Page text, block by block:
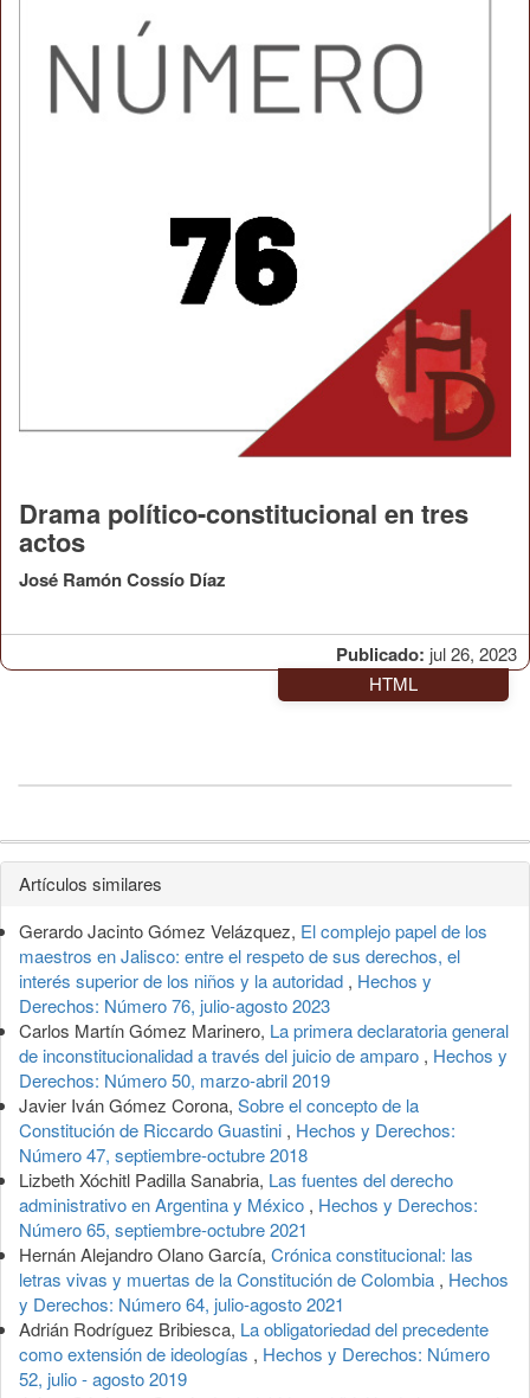
Publicado: jul 26, 2023
Drama político-constitucional en tres
actos
José Ramón Cossío Díaz
HTML
Detalles
del
artículo
Artículos similares
Gerardo Jacinto Gómez Velázquez, El complejo papel de los
maestros en Jalisco: entre el respeto de sus derechos, el
interés superior de los niños y la autoridad , Hechos y
Derechos: Número 76, julio-agosto 2023
Carlos Martín Gómez Marinero, La primera declaratoria general
de inconstitucionalidad a través del juicio de amparo , Hechos y
Derechos: Número 50, marzo-abril 2019
Javier Iván Gómez Corona, Sobre el concepto de la
Constitución de Riccardo Guastini , Hechos y Derechos:
Número 47, septiembre-octubre 2018
Lizbeth Xóchitl Padilla Sanabria, Las fuentes del derecho
administrativo en Argentina y México , Hechos y Derechos:
Número 65, septiembre-octubre 2021
Hernán Alejandro Olano García, Crónica constitucional: las
letras vivas y muertas de la Constitución de Colombia , Hechos
y Derechos: Número 64, julio-agosto 2021
Adrián Rodríguez Bribiesca, La obligatoriedad del precedente
como extensión de ideologías , Hechos y Derechos: Número
52, julio - agosto 2019